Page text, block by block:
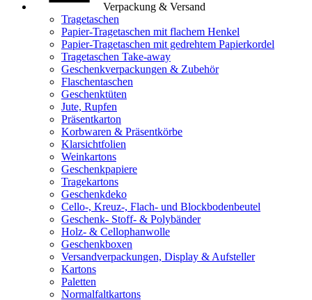
Verpackung & Versand
Tragetaschen
Papier-Tragetaschen mit flachem Henkel
Papier-Tragetaschen mit gedrehtem Papierkordel
Tragetaschen Take-away
Geschenkverpackungen & Zubehör
Flaschentaschen
Geschenktüten
Jute, Rupfen
Präsentkarton
Korbwaren & Präsentkörbe
Klarsichtfolien
Weinkartons
Geschenkpapiere
Tragekartons
Geschenkdeko
Cello-, Kreuz-, Flach- und Blockbodenbeutel
Geschenk- Stoff- & Polybänder
Holz- & Cellophanwolle
Geschenkboxen
Versandverpackungen, Display & Aufsteller
Kartons
Paletten
Normalfaltkartons